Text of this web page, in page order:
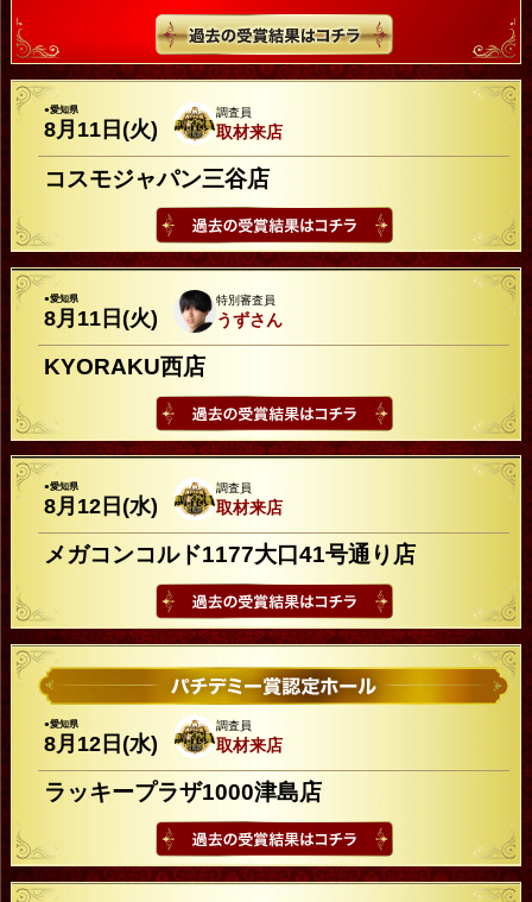
●愛知県
8月11日(火)
調査員
取材来店
コスモジャパン三谷店
●愛知県
8月11日(火)
特別審査員
うずさん
KYORAKU西店
●愛知県
8月12日(水)
調査員
取材来店
メガコンコルド1177大口41号通り店
●愛知県
8月12日(水)
調査員
取材来店
ラッキープラザ1000津島店